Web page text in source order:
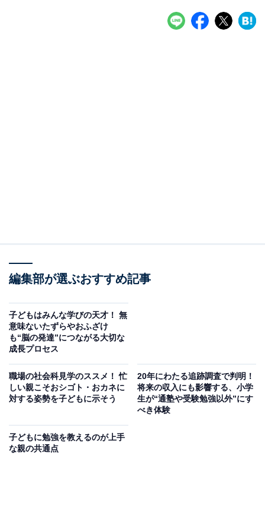
編集部が選ぶおすすめ記事
子どもはみんな学びの天才！ 無
意味ないたずらやおふざけ
も“脳の発達”につながる大切な
成長プロセス
職場の社会科見学のススメ！ 忙
しい親こそおシゴト・おカネに
対する姿勢を子どもに示そう
20年にわたる追跡調査で判明！
将来の収入にも影響する、小学
生が“通塾や受験勉強以外”にす
べき体験
子どもに勉強を教えるのが上手
な親の共通点